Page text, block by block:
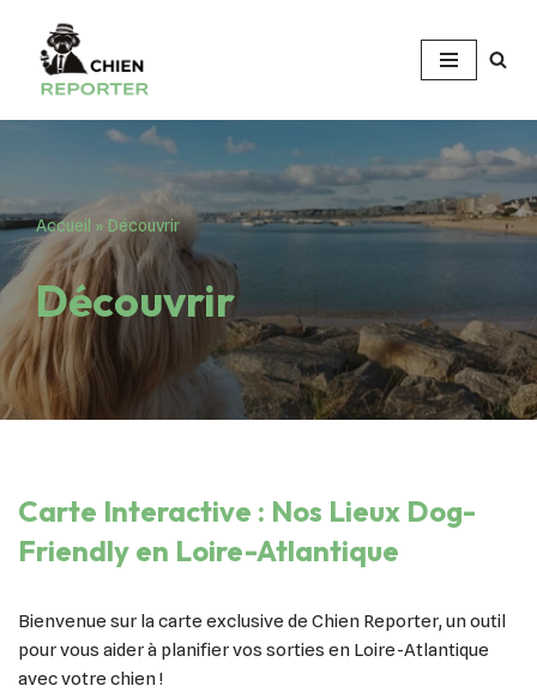
Aller
contenu
Accueil » Découvrir
Découvrir
Carte Interactive : Nos Lieux Dog-
Friendly en Loire-Atlantique
Bienvenue sur la carte exclusive de Chien Reporter, un outil
pour vous aider à planifier vos sorties en Loire-Atlantique
avec votre chien !